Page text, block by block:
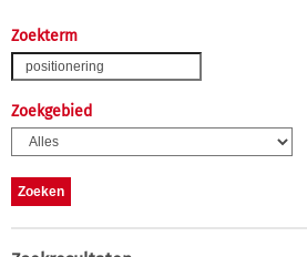
Zoekterm
Zoekgebied